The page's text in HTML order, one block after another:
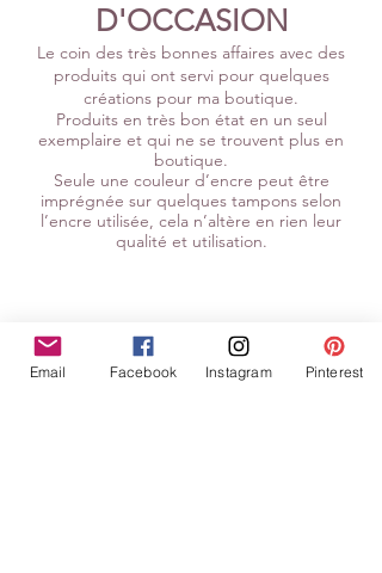
D'OCCASION
Le coin des très bonnes affaires avec des
produits qui ont servi pour quelques
créations pour ma boutique.
Produits en très bon état en un seul
exemplaire et qui ne se trouvent plus en
boutique.
Seule une couleur d’encre peut être
imprégnée sur quelques tampons selon
l’encre utilisée, cela n’altère en rien leur
qualité et utilisation.
Email Facebook Instagram Pinterest